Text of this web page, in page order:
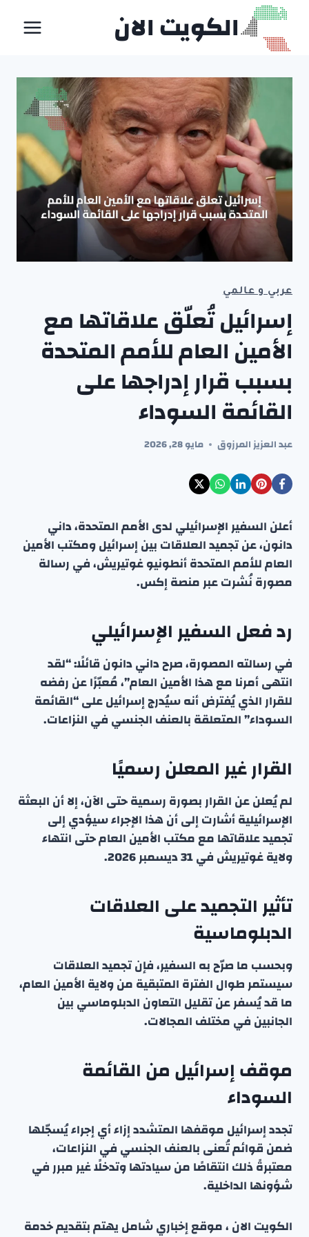
التجاوز
المحتوى
الكويت الان
عربي و عالمي
إسرائيل تُعلّق علاقاتها مع
الأمين العام للأمم المتحدة
بسبب قرار إدراجها على
القائمة السوداء
عبد العزيز المرزوق مايو 28, 2026
أعلن السفير الإسرائيلي لدى الأمم المتحدة، داني
دانون، عن تجميد العلاقات بين إسرائيل ومكتب الأمين
العام للأمم المتحدة أنطونيو غوتيريش، في رسالة
مصورة نُشرت عبر منصة إكس.
رد فعل السفير الإسرائيلي
في رسالته المصورة، صرح داني دانون قائلًا: “لقد
انتهى أمرنا مع هذا الأمين العام”، مُعبّرًا عن رفضه
للقرار الذي يُفترض أنه سيُدرج إسرائيل على “القائمة
السوداء” المتعلقة بالعنف الجنسي في النزاعات.
القرار غير المعلن رسميًا
لم يُعلن عن القرار بصورة رسمية حتى الآن، إلا أن البعثة
الإسرائيلية أشارت إلى أن هذا الإجراء سيؤدي إلى
تجميد علاقاتها مع مكتب الأمين العام حتى انتهاء
ولاية غوتيريش في 31 ديسمبر 2026.
تأثير التجميد على العلاقات
الدبلوماسية
وبحسب ما صرّح به السفير، فإن تجميد العلاقات
سيستمر طوال الفترة المتبقية من ولاية الأمين العام،
ما قد يُسفر عن تقليل التعاون الدبلوماسي بين
الجانبين في مختلف المجالات.
موقف إسرائيل من القائمة
السوداء
تجدد إسرائيل موقفها المتشدد إزاء أي إجراء يُسجّلها
ضمن قوائم تُعنى بالعنف الجنسي في النزاعات،
معتبرةً ذلك انتقاصًا من سيادتها وتدخلًا غير مبرر في
شؤونها الداخلية.
الكويت الان ، موقع إخباري شامل يهتم بتقديم خدمة